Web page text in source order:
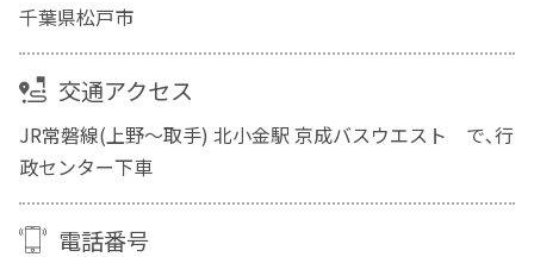
千葉県松戸市
交通アクセス
JR常磐線(上野～取手) 北小金駅 京成バスウエスト で､行
政センター下車
電話番号